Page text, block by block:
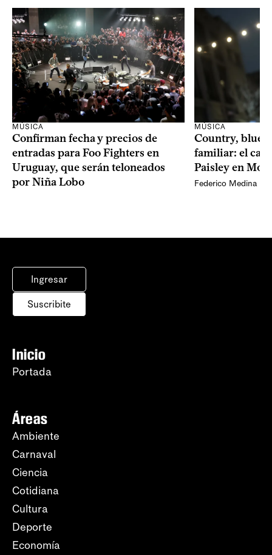
MÚSICA
Confirman fecha y precios de
entradas para Foo Fighters en
Uruguay, que serán teloneados
por Niña Lobo
MÚSICA
Country,
familiar: el
Paisley en
Federico Medina
Ingresar
Suscribite
Inicio
Portada
Áreas
Ambiente
Carnaval
Ciencia
Cotidiana
Cultura
Deporte
Economía